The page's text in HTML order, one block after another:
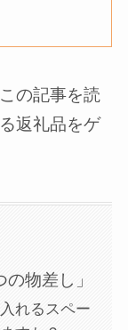
の記事を読
返礼品をゲ
物差し」
れるスペー